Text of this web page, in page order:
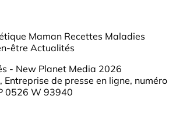
Maman Recettes Maladies
être Actualités
- New Planet Media 2026
de presse en ligne, numéro
0526 W 93940